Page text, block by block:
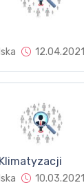
12.04.2021
10.03.2021